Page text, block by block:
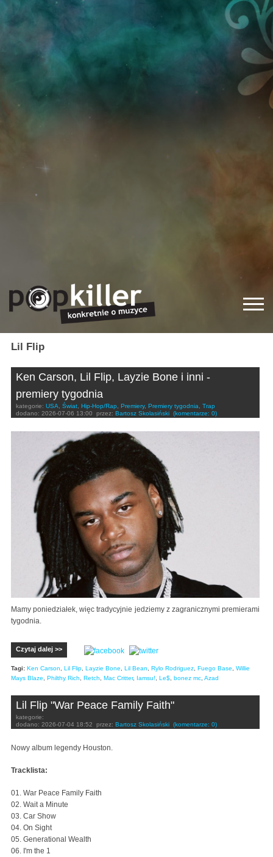
Lil Flip
Ken Carson, Lil Flip, Layzie Bone i inni -
premiery tygodnia
kategorie: USA, Świat, Hip-Hop/Rap, Premiery, Premiery tygodnia, Trap
dodano: 2026-07-06 13:00 przez: Bartosz Skolasiński (komentarze: 0)
Mamy poniedziałek, więc tradycyjnie jedziemy z zagranicznymi premierami
tygodnia.
Czytaj dalej >>
Tagi: Ken Carson Lil Flip Layzie Bone Lil Bean Rylo Rodriguez Fuego Base
Willie
Mays Blaze
Philthy Rich Retch Mac Critter, Iamsu! Le$ bonez mc Azad
Lil Flip "War Peace Family Faith"
kategorie:
dodano: 2026-07-04 18:52 przez: Bartosz Skolasiński (komentarze: 0)
Nowy album legendy Houston.
Tracklista:
01. War Peace Family Faith
02. Wait a Minute
03. Car Show
04. On Sight
05. Generational Wealth
06. I'm the 1